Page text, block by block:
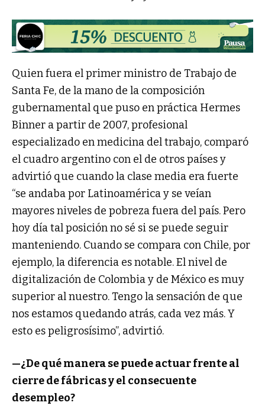
Quien fuera el primer ministro de Trabajo de
Santa Fe, de la mano de la composición
gubernamental que puso en práctica Hermes
Binner a partir de 2007, profesional
especializado en medicina del trabajo, comparó
el cuadro argentino con el de otros países y
advirtió que cuando la clase media era fuerte
“se andaba por Latinoamérica y se veían
mayores niveles de pobreza fuera del país. Pero
hoy día tal posición no sé si se puede seguir
manteniendo. Cuando se compara con Chile, por
ejemplo, la diferencia es notable. El nivel de
digitalización de Colombia y de México es muy
superior al nuestro. Tengo la sensación de que
nos estamos quedando atrás, cada vez más. Y
esto es peligrosísimo”, advirtió.
—¿De qué manera se puede actuar frente al
cierre de fábricas y el consecuente
desempleo?